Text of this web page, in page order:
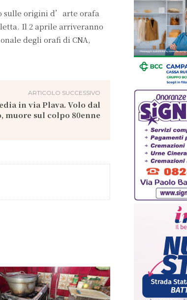
sulle origini d’arte orafa
Il 2 aprile arriveranno
degli orafi di CNA,
ARTICOLO SUCCESSIVO
in via Plava. Volo dal
muore sul colpo 80enne